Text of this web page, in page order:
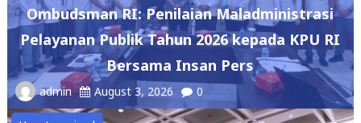
Ombudsman RI: Penilaian Maladministrasi
Pelayanan Publik Tahun 2026 kepada KPU RI
Bersama Insan Pers
admin August 3, 2026 0